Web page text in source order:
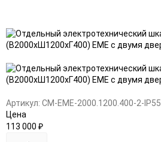
в
избранное
к
сравнению
Артикул: CM-EME-2000.1200.400-2-IP55
Цена
113 000 ₽